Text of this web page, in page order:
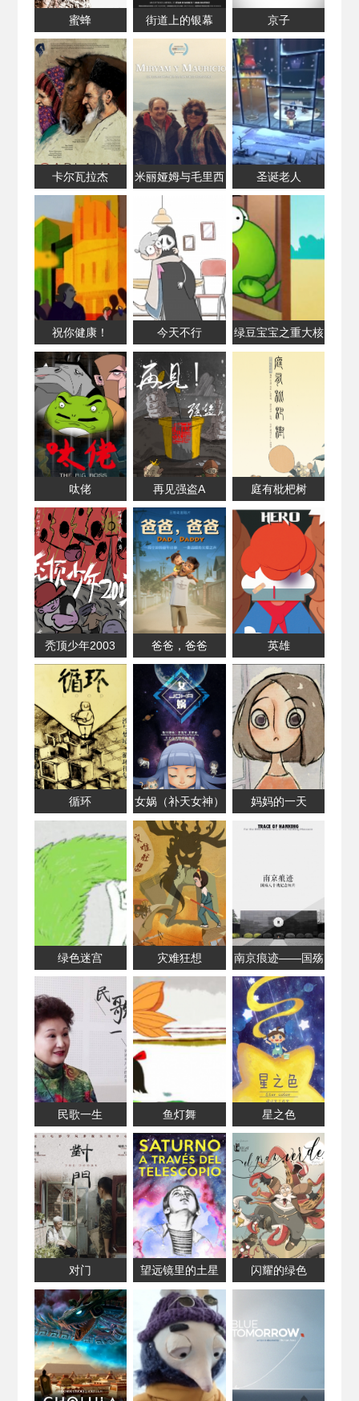
蜜蜂 街道上的银幕 京子
卡尔瓦拉杰
米丽娅姆与毛里西
圣诞老人
祝你健康！ 今天不行
绿豆宝宝之重大核
事故
呔佬 再见强盗A 庭有枇杷树
秃顶少年2003 爸爸，爸爸 英雄
循环 女娲（补天女神） 妈妈的一天
绿色迷宫 灾难狂想
南京痕迹——国殇
八十载纪念短片
民歌一生 鱼灯舞 星之色
对门 望远镜里的土星 闪耀的绿色